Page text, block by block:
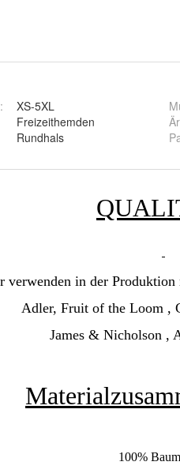
:
XS-5XL
Freizeithemden
Rundhals